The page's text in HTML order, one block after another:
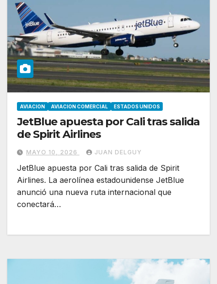
AVIACION AVIACION COMERCIAL ESTADOS UNIDOS
JetBlue apuesta por Cali tras salida
de Spirit Airlines
MAYO 10, 2026 JUAN DELGUY
JetBlue apuesta por Cali tras salida de Spirit
Airlines. La aerolínea estadounidense JetBlue
anunció una nueva ruta internacional que
conectará…